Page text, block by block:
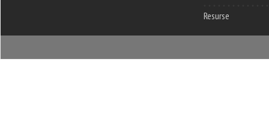
Resurse